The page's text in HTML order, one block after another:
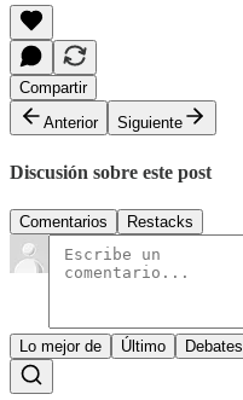
Compartir
Anterior
Siguiente
Discusión sobre este post
Comentarios Restacks
Lo mejor de Último Debates